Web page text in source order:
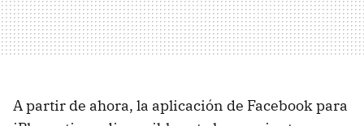
A partir de ahora, la aplicación de Facebook para